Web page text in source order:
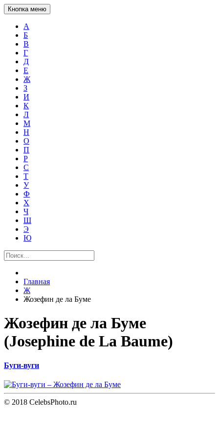
Кнопка меню
А
Б
В
Г
Д
Е
Ж
З
И
К
Л
М
Н
О
П
Р
С
Т
У
Ф
Х
Ч
Ш
Э
Ю
Главная
Ж
Жозефин де ла Буме
Жозефин де ла Буме
(Josephine de La Baume)
Буги-вуги
© 2018 CelebsPhoto.ru